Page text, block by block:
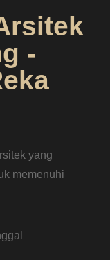
-
yang
memenuhi